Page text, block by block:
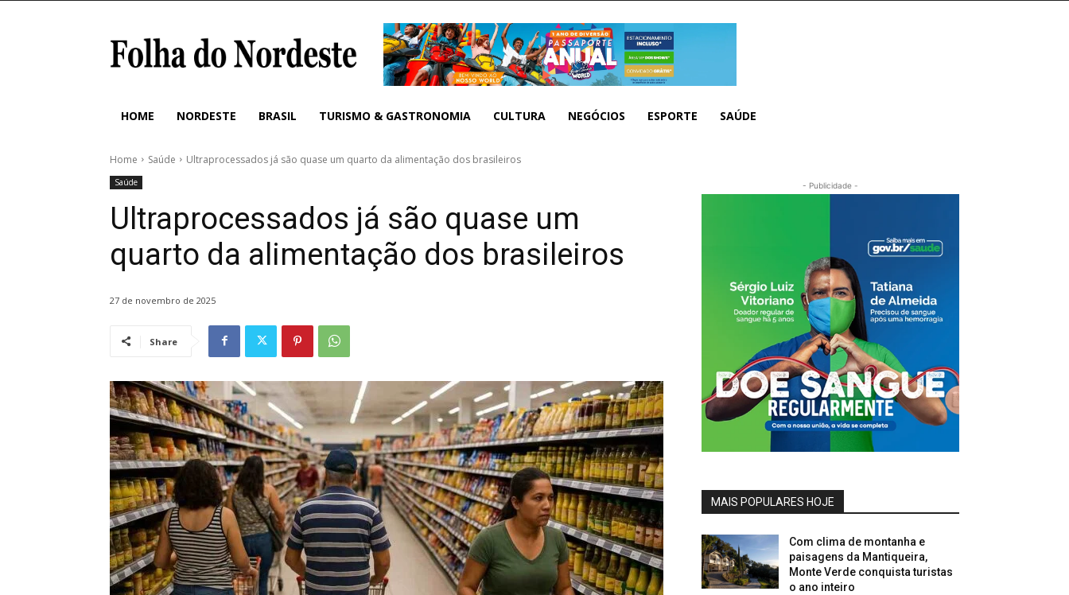
HOME NORDESTE BRASIL TURISMO & GASTRONOMIA CULTURA NEGÓCIOS ESPORTE SAÚDE
Home Saúde Ultraprocessados já são quase um quarto da alimentação dos brasileiros
Saúde
Ultraprocessados já são quase um
quarto da alimentação dos brasileiros
27 de novembro de 2025
Share
- Publicidade -
MAIS POPULARES HOJE
Com clima de montanha e
paisagens da Mantiqueira,
Monte Verde conquista turistas
o ano inteiro